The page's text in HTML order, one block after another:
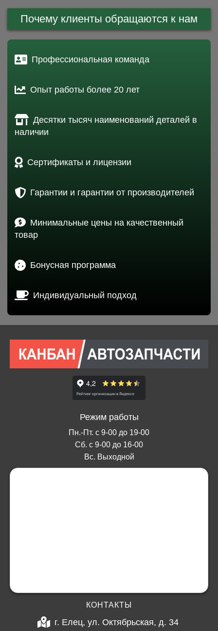
Почему клиенты обращаются к нам
Профессиональная команда
Опыт работы более 20 лет
Десятки тысяч наименований деталей в
наличии
Сертификаты и лицензии
Гарантии и гарантии от производителей
Минимальные цены на качественный
товар
Бонусная программа
Индивидуальный подход
Режим работы
Пн.-Пт. с 9-00 до 19-00
Сб. с 9-00 до 16-00
Вс. Выходной
КОНТАКТЫ
г. Елец, ул. Октябрьская, д. 34